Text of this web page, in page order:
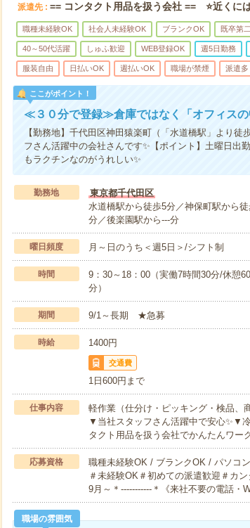
派遣先 == コンタクト用品を扱う会社 == ⭐近くに
職種未経験OK 社会人未経験OK ブランクOK 既卒第
40～50代活躍 しゅふ歓迎 WEB登録OK 週5日勤務
服装自由 日払いOK 週払いOK 職場が禁煙 派遣多
ここがポイント！
≪３０分で登録≫倉庫ではなく「オフィスの
【勤務地】千代田区神田猿楽町（「水道橋駅」より
フさん活躍中の会社さんです✨【ポイント】土曜日出
もラクチンなのがうれしい✨
勤務地
東京都千代田区
水道橋駅から徒歩5分／神保町駅から
分／後楽園駅から---分
曜日頻度 月～日のうち＜週5日＞/シフト制
時間
9：30～18：00（実働7時間30分/休憩
分）
期間 9/1～長期 ★急募
時給 1400円
交通費
1日600円まで
仕事内容
軽作業（仕分け・ピッキング・検品、
▼当社スタッフさん活躍中で安心✨▼
タクト用品を扱う会社でかんたんワ
応募資格
職種未経験OK / ブランクOK / パソコ
＃未経験OK＃初めての派遣歓迎＃カ
9月～＊‐‐‐‐‐‐‐‐‐‐‐＊《来社不要の電話・
職場の雰囲気